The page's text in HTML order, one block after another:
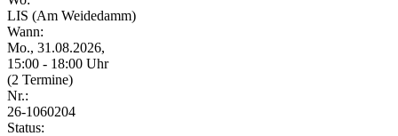
LIS (Am Weidedamm)
Wann:
Mo., 31.08.2026,
15:00 - 18:00 Uhr
(2 Termine)
Nr.:
26-1060204
Status: